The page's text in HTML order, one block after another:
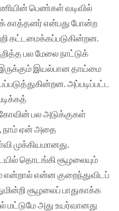
பெண்கள் வடிவில்
காத்தனர் என்பது போன்ற
கட்டமைக்கப்படுகின்றன.
பல மேலை நாட்டுக்
இயல்பான தாய்மை
அப்படிப்பட்ட
பல அடுக்குகள்
நாம் ஏன் அதை
முக்கியமானது.
தொடங்கி சூழலையும்
என்றால் என்ன குறைந்துவிடப்
சூழலைப் பாதுகாக்க
மட்டுமே அது உயர்வானது